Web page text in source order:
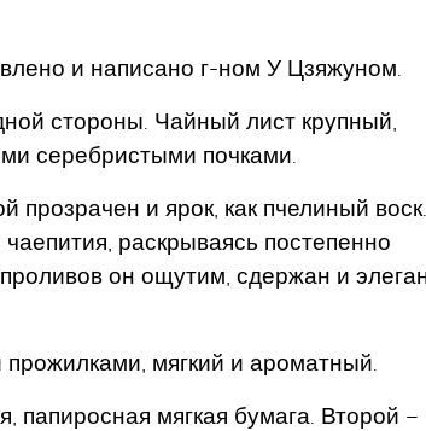
и написано г-ном У Цзяжуном.
стороны. Чайный лист крупный,
серебристыми почками.
и ярок, как пчелиный воск.
раскрываясь постепенно
он ощутим, сдержан и
мягкий и ароматный.
папиросная мягкая бумага. Второй –